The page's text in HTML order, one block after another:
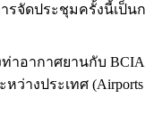
จัดประชุมครั้งนี้เป็น
อากาศยานกับ
ประเทศ (Airports